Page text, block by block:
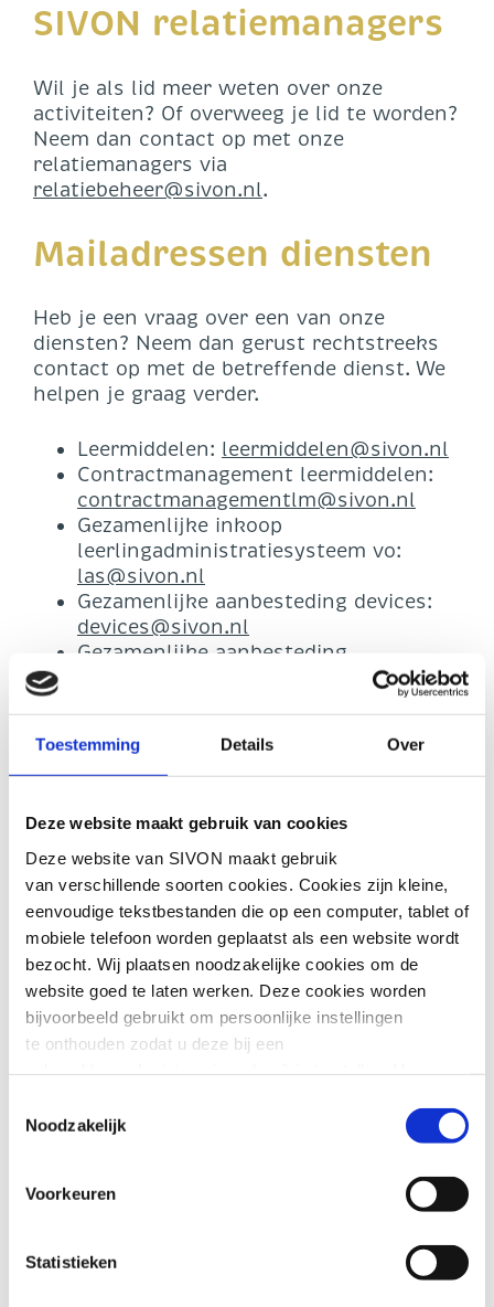
Toestemming Details Over
Deze website maakt gebruik van cookies
Deze website van SIVON maakt gebruik
van verschillende soorten cookies. Cookies zijn kleine,
eenvoudige tekstbestanden die op een computer, tablet of
mobiele telefoon worden geplaatst als een website wordt
bezocht. Wij plaatsen noodzakelijke cookies om de
website goed te laten werken. Deze cookies worden
bijvoorbeeld gebruikt om persoonlijke instellingen
te onthouden zodat u deze bij een
Soms embedden wij content van andere websites, zoals
marketingcookies plaatsen, bijvoorbeeld om advertenties
cookies worden alleen geplaatst als u hier toestemming
Noodzakelijk
Voorkeuren
Statistieken
SIVON relatiemanagers
Wil je als lid meer weten over onze
activiteiten? Of overweeg je lid te worden?
Neem dan contact op met onze
relatiemanagers via
relatiebeheer@sivon.nl.
Mailadressen diensten
Heb je een vraag over een van onze
diensten? Neem dan gerust rechtstreeks
contact op met de betreffende dienst. We
helpen je graag verder.
Leermiddelen: leermiddelen@sivon.nl
Contractmanagement leermiddelen:
contractmanagementlm@sivon.nl
Gezamenlijke inkoop
leerlingadministratiesysteem vo:
las@sivon.nl
Gezamenlijke aanbesteding devices:
devices@sivon.nl
Gezamenlijke aanbesteding
digiborden@sivon.nl
Informatiebeveiliging en privacy:
Netwerk & Beheer:
netwerkbeheer@sivon.nl
veiliginternet@sivon.nl
Back-updienst:back-
updienst@sivon.nl
Open source – digitale
onafhankelijkheid:
opensource@sivon.nl
Financiën:financien@sivon.nl
Algemeen:
info@sivon.nl
SIVON support
Voor technische vragen over de dienst
met de supportafdeling van Kennisnet
(bereikbaar tussen
ofsupport@kennisnet.nl